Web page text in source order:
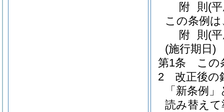
附 則 (
この条例
附 則 (
(施行期日)
第1条
この
2
改正後の
「新条例
読み替え